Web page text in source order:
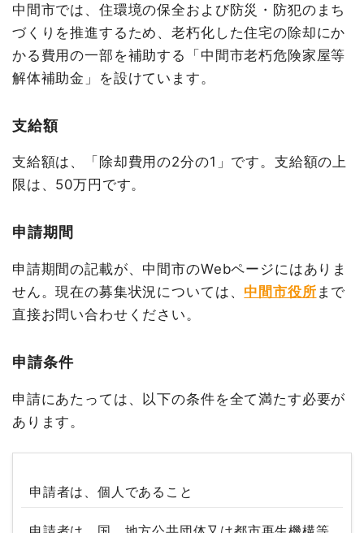
中間市では、住環境の保全および防災・防犯のまち
づくりを推進するため、老朽化した住宅の除却にか
かる費用の一部を補助する「中間市老朽危険家屋等
解体補助金」を設けています。
支給額
支給額は、「除却費用の2分の1」です。支給額の上
限は、50万円です。
申請期間
申請期間の記載が、中間市のWebページにはありま
せん。現在の募集状況については、 中間市役所 まで
直接お問い合わせください。
申請条件
申請にあたっては、以下の条件を全て満たす必要が
あります。
申請者は、個人であること